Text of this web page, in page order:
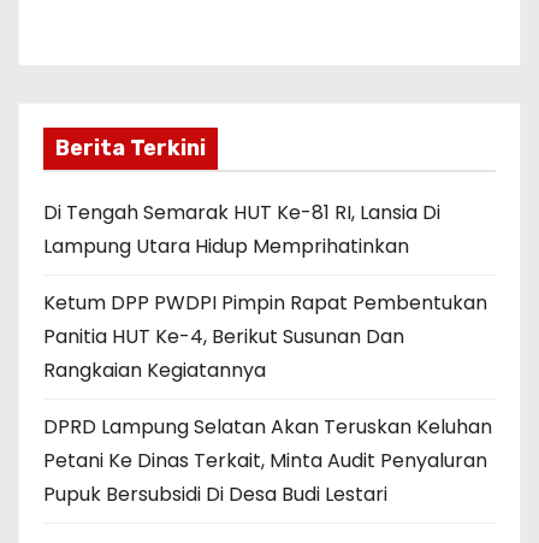
Berita Terkini
Di Tengah Semarak HUT Ke-81 RI, Lansia Di
Lampung Utara Hidup Memprihatinkan
Ketum DPP PWDPI Pimpin Rapat Pembentukan
Panitia HUT Ke-4, Berikut Susunan Dan
Rangkaian Kegiatannya
DPRD Lampung Selatan Akan Teruskan Keluhan
Petani Ke Dinas Terkait, Minta Audit Penyaluran
Pupuk Bersubsidi Di Desa Budi Lestari